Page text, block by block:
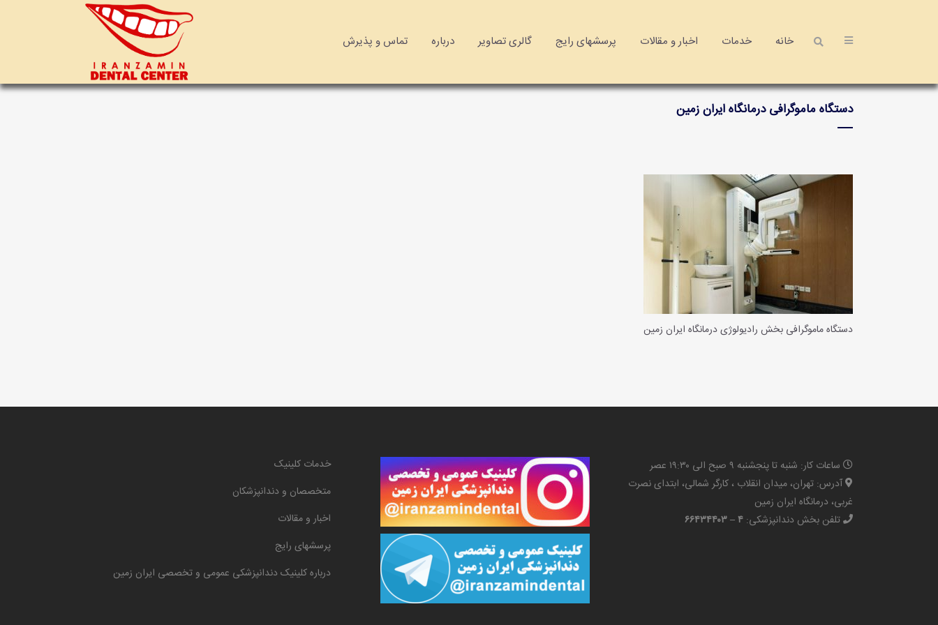
خانه خدمات اخبار و مقالات پرسشهای رایج گالری تصاویر درباره تماس و پذیرش
دستگاه ماموگرافی درمانگاه ایران زمین
دستگاه ماموگرافی بخش رادیولوژی درمانگاه ایران زمین
ساعات کار: شنبه تا پنجشنبه ۹ صبح الی ۱۹:۳۰ عصر
آدرس: تهران، میدان انقلاب ، کارگر شمالی، ابتدای نصرت
غربی، درمانگاه ایران زمین
تلفن بخش دندانپزشکی: ۴ – ۶۶۴۳۴۴۰۳
خدمات کلینیک
متخصصان و دندانپزشکان
اخبار و مقالات
پرسشهای رایج
درباره کلینیک دندانپزشکی عمومی و تخصصی ایران زمین